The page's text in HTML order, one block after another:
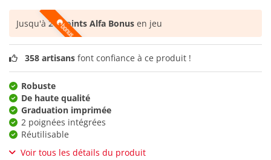
Jusqu'à21 points Alfa Bonus en jeu
358 artisans font confiance à ce produit !
Robuste
De haute qualité
Graduation imprimée
2 poignées intégrées
Réutilisable
Voir tous les détails du produit